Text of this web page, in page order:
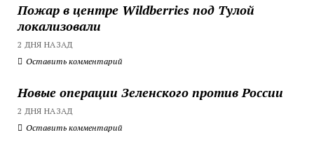
Пожар в центре Wildberries под Тулой
локализовали
2 ДНЯ НАЗАД
Оставить комментарий
Новые операции Зеленского против России
2 ДНЯ НАЗАД
Оставить комментарий